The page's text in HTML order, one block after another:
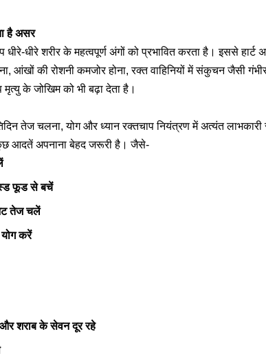
है असर
धीरे-धीरे शरीर के महत्वपूर्ण अंगों को प्रभावित करता है। इससे
आंखों की रोशनी कमजोर होना, रक्त वाहिनियों में संकुचन जैसी
के जोखिम को भी बढ़ा देता है।
तेज चलना, योग और ध्यान रक्तचाप नियंत्रण में अत्यंत
आदतें अपनाना बेहद जरूरी है। जैसे-
फूड से बचें
तेज चलें
योग करें
शराब के सेवन दूर रहे